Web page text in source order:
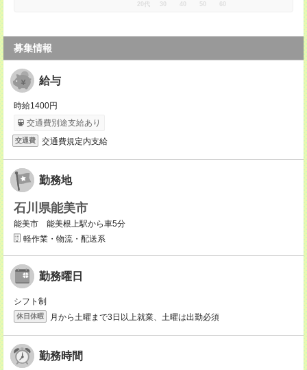
20代 30 40 50 60
募集情報
給与
時給1400円
交通費別途支給あり
交通費 交通費規定内支給
勤務地
石川県能美市
能美市 能美根上駅から車5分
軽作業・物流・配送系
勤務曜日
シフト制
休日休暇 月から土曜まで3日以上就業、土曜は出勤必須
勤務時間